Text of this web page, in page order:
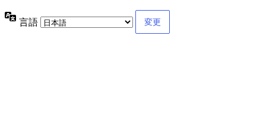
言語